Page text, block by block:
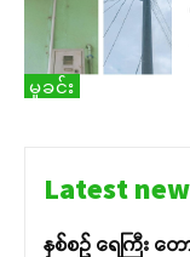
မှုခင်း
Latest
နှစ်စဉ် ရေကြီး တ